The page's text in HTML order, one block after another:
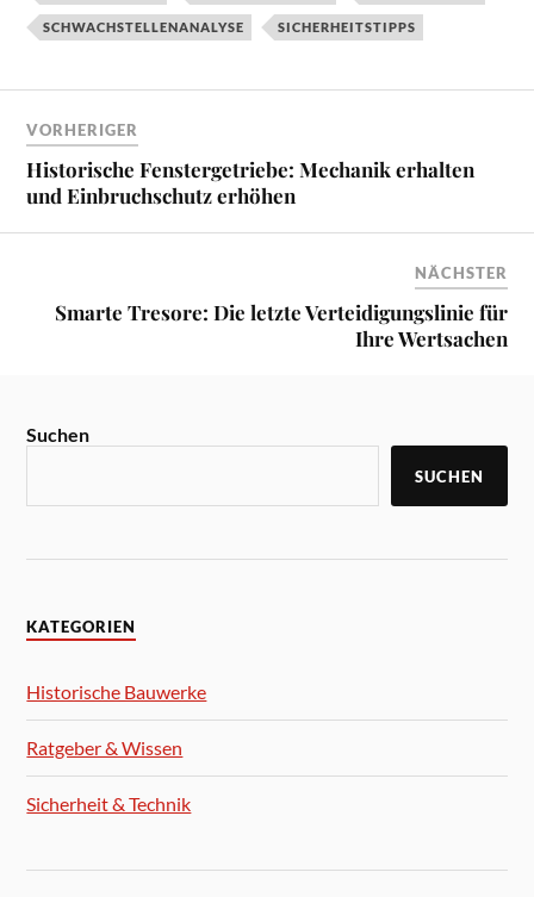
SCHWACHSTELLENANALYSE SICHERHEITSTIPPS
VORHERIGER
Historische Fenstergetriebe: Mechanik erhalten
und Einbruchschutz erhöhen
NÄCHSTER
Smarte Tresore: Die letzte Verteidigungslinie für
Ihre Wertsachen
Suchen
SUCHEN
KATEGORIEN
Historische Bauwerke
Ratgeber & Wissen
Sicherheit & Technik